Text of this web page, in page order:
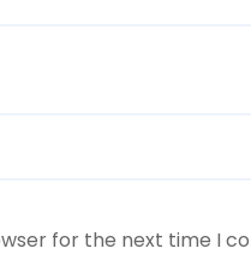
for the next time I